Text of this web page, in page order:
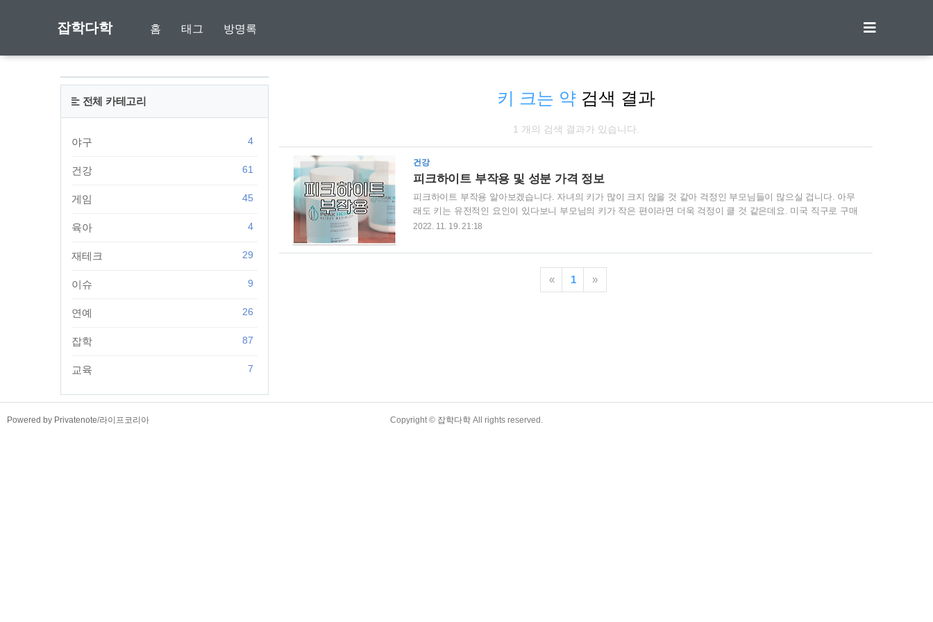
잡학다학 홈 태그 방명록
키 크는 약검색 결과
1 개의 검색 결과가 있습니다.
건강
피크하이트 부작용 및 성분 가격 정보
피크하이트 부작용 알아보겠습니다. 자녀의 키가 많이 크지 않을 것 같아 걱정인 부모님들이 많으실 겁니다. 아무
래도 키는 유전적인 요인이 있다보니 부모님의 키가 작은 편이라면 더욱 걱정이 클 것 같은데요. 미국 직구로 구매
가능한 피크하이트라는 어린이 키 성장 영양제를 많이 찾아보시는 부모님들이 많다고 합니다. | 피크하이트란? 앞
천하게 되면서 입소문을 타기 시작했고, 실제 미국 메디컬 닥터들이 인정한 제품이라고 합니다. | 피크하이트 성분
성분에는 L-아르기닌, L-오르티닌, 탄산칼슘, 아연, 비타민D, 비타민B12, 비타민B6, 비타민E가 있습니다. 대부분
성장에 도움을 주는 성분으로 구성되어 있..
2022. 11. 19. 21:18
« 1 »
전체 카테고리
야구 4
건강 61
게임 45
육아 4
재테크 29
이슈 9
연예 26
잡학 87
교육 7
Powered by Privatenote/라이프코리아 Copyright © 잡학다학 All rights reserved.
TistoryWhaleSkin3.4